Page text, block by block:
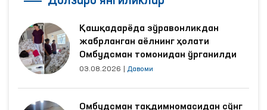
Қашқадарёда зўравонликдан
жабрланган аёлнинг ҳолати
Омбудсман томонидан ўрганилди
03.08.2026 Давоми
Омбудсман тақдимномасидан сўнг